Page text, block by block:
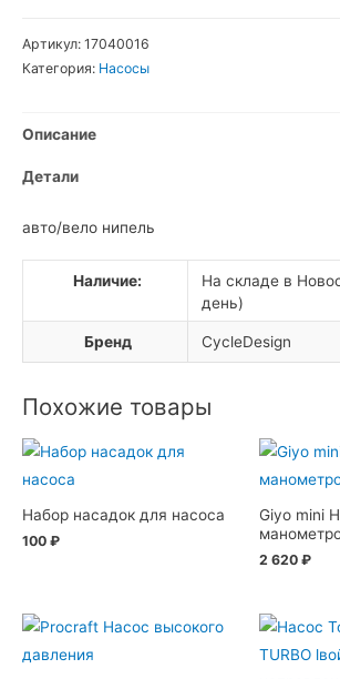
Артикул: 17040016
Категория: Насосы
Описание
Детали
авто/вело нипель
Наличие:
На складе в
день)
Бренд CycleDesign
Похожие товары
Набор насадок для насоса
100 ₽
Giyo mini
2 620 ₽